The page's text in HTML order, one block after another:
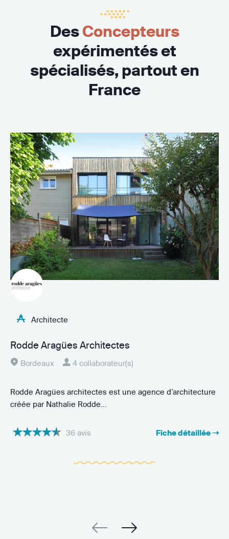
DesConcepteurs
expérimentés et
spécialisés, partout en
France
Architecte
Rodde Aragües Architectes
Bordeaux 4 collaborateur(s)
Rodde Aragües architectes est une agence d’architecture
créée par Nathalie Rodde...
36 avis Fiche détaillée ➝